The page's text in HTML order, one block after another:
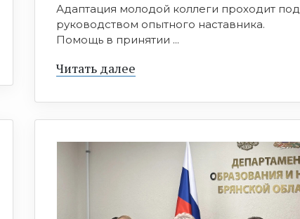
Адаптация молодой коллеги проходит под
руководством опытного наставника.
Помощь в принятии ...
Читать далее